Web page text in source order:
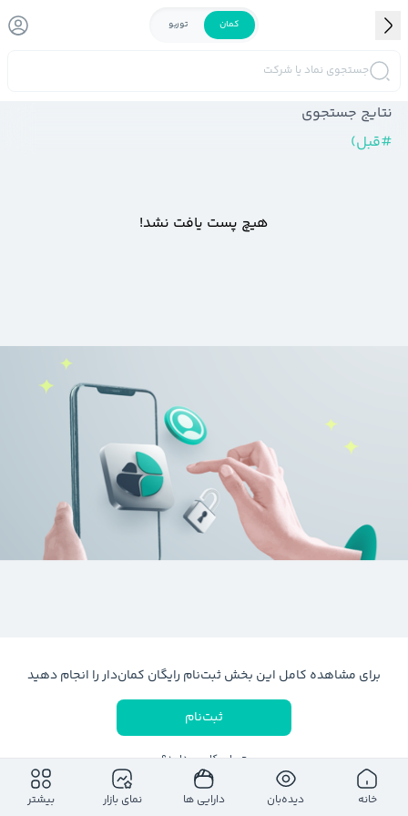
کمان توربو
جستجوی نماد یا شرکت
نتایج جستجوی
#قبل)
هیچ پست یافت نشد!
برای مشاهده کامل این بخش ثبت‌نام رایگان کمان‌دار را انجام دهید
ثبت‌نام
حساب کاربری دارید؟
ورود به حساب کاربری
خانه دیده‌بان دارایی ها نمای بازار بیشتر